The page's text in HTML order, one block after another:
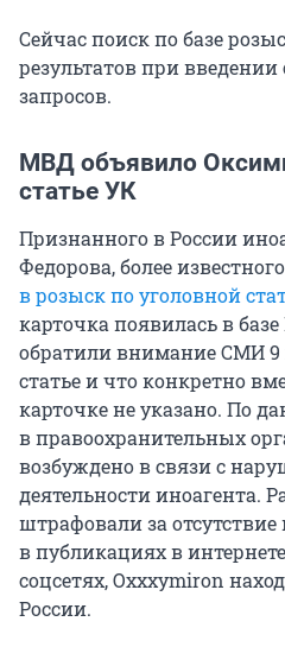
Сейчас поиск по базе
результатов при
запросов.
МВД объявило
статье УК
Признанного в России
Федорова, более
в розыск по уголовной
карточка появилась в
обратили внимание СМИ
статье и что конкретно
карточке не указано. По
в правоохранительных
возбуждено в связи с
деятельности иноагента.
штрафовали за
в публикациях в
соцсетях, Oxxxymiron
России.